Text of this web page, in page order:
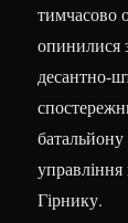
тимчасово
опинилися
десантно-
батальйону
управління
Гірнику.